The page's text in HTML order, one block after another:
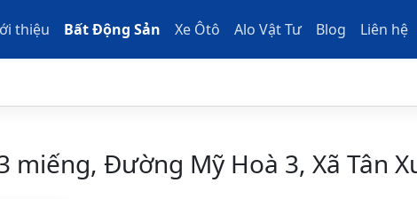
thiệu Bất Động Sản Xe Ôtô Alo Vật Tư Blog Liên hệ
miếng, Đường Mỹ Hoà 3, Xã Tân